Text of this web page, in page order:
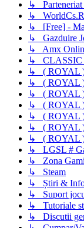
↳ Parteneriat
↳
↳ [Free] -
↳ Gazduire
↳ Amx
↳ CLASSIC
↳ ( ROYAL )
↳ ( ROYAL )
↳ ( ROYAL )
↳ ( ROYAL )
↳ ( ROYAL )
↳ ( ROYAL )
↳ ( ROYAL
↳ LGSL #
↳ Zona
↳ Steam
↳ Știri &
↳ Suport
↳ Tutoriale
↳ Discutii